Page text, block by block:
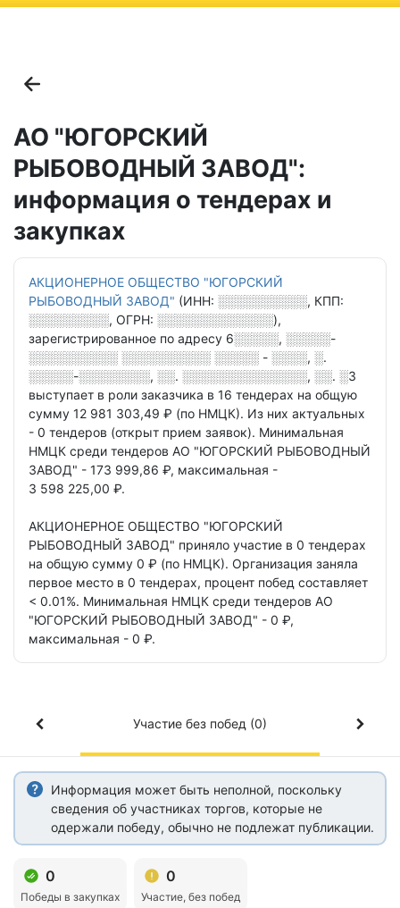
АО "ЮГОРСКИЙ
РЫБОВОДНЫЙ ЗАВОД":
информация о тендерах и
закупках
АКЦИОНЕРНОЕ ОБЩЕСТВО "ЮГОРСКИЙ
РЫБОВОДНЫЙ ЗАВОД" (ИНН: ░░░░░░░░░░, КПП:
░░░░░░░░░, ОГРН: ░░░░░░░░░░░░░),
зарегистрированное по адресу 6░░░░░, ░░░░░-
░░░░░░░░░░ ░░░░░░░░░░ ░░░░░ - ░░░░, ░.
░░░░░-░░░░░░░░, ░░. ░░░░░░░░░░░░░░, ░░. ░3
выступает в роли заказчика в 16 тендерах на общую
сумму 12 981 303,49 ₽ (по НМЦК). Из них актуальных
- 0 тендеров (открыт прием заявок). Минимальная
НМЦК среди тендеров АО "ЮГОРСКИЙ РЫБОВОДНЫЙ
ЗАВОД" - 173 999,86 ₽, максимальная -
3 598 225,00 ₽.
АКЦИОНЕРНОЕ ОБЩЕСТВО "ЮГОРСКИЙ
РЫБОВОДНЫЙ ЗАВОД" приняло участие в 0 тендерах
на общую сумму 0 ₽ (по НМЦК). Организация заняла
первое место в 0 тендерах, процент побед составляет
< 0.01%. Минимальная НМЦК среди тендеров АО
"ЮГОРСКИЙ РЫБОВОДНЫЙ ЗАВОД" - 0 ₽,
максимальная - 0 ₽.
Участие без побед (0)
Информация может быть неполной, поскольку
сведения об участниках торгов, которые не
одержали победу, обычно не подлежат публикации.
0
Победы в закупках
0
Участие, без побед